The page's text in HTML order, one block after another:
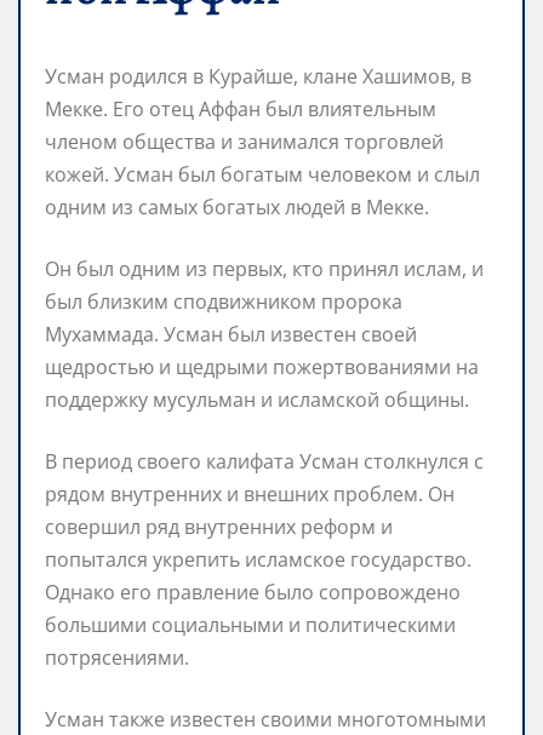
Усман родился в Курайше, клане Хашимов, в
Мекке. Его отец Аффан был влиятельным
членом общества и занимался торговлей
кожей. Усман был богатым человеком и слыл
одним из самых богатых людей в Мекке.
Он был одним из первых, кто принял ислам, и
был близким сподвижником пророка
Мухаммада. Усман был известен своей
щедростью и щедрыми пожертвованиями на
поддержку мусульман и исламской общины.
В период своего калифата Усман столкнулся с
рядом внутренних и внешних проблем. Он
совершил ряд внутренних реформ и
попытался укрепить исламское государство.
Однако его правление было сопровождено
большими социальными и политическими
потрясениями.
Усман также известен своими многотомными